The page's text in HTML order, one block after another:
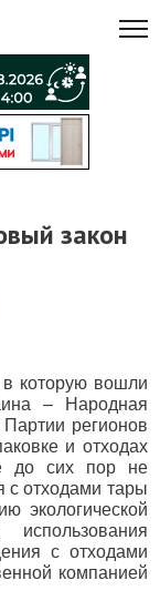
закон
в которую вошли
– Народная
регионов
и отходах
до сих пор не
с отходами тары
экологической
с отходами
компанией